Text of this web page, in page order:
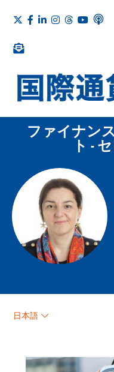
ファイナン
ト -
タリーン・
アン
日本語